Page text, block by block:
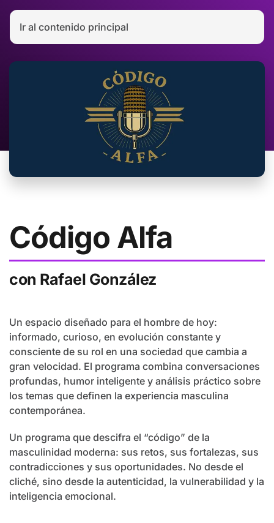
Ir al contenido principal
Código Alfa
con Rafael González
Un espacio diseñado para el hombre de hoy:
informado, curioso, en evolución constante y
consciente de su rol en una sociedad que cambia a
gran velocidad. El programa combina conversaciones
profundas, humor inteligente y análisis práctico sobre
los temas que definen la experiencia masculina
contemporánea.
Un programa que descifra el “código” de la
masculinidad moderna: sus retos, sus fortalezas, sus
contradicciones y sus oportunidades. No desde el
cliché, sino desde la autenticidad, la vulnerabilidad y la
inteligencia emocional.